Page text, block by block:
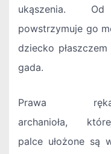
ukąszenia.
powstrzymuje go
dziecko
gada.
Prawa
archanioła,
palce ułożone są